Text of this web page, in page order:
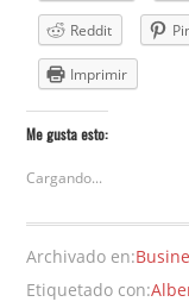
Reddit
Imprimir
Me gusta esto:
Cargando...
Archivado en:
Etiquetado con: